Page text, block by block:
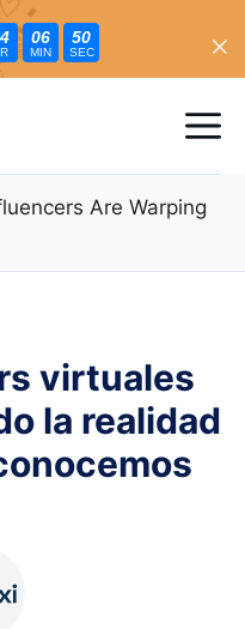
06
MIN
49
SEC
Are Warping
virtuales
la realidad